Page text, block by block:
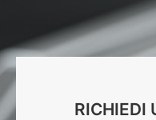
RICHIEDI